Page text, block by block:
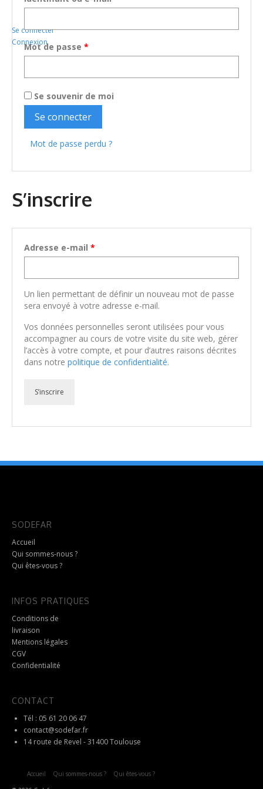
Se connecter
Connexion
Mot de passe *
Se souvenir de moi
Se connecter
Mot de passe perdu ?
S’inscrire
Adresse e-mail *
Un lien permettant de définir un nouveau mot de passe
sera envoyé à votre adresse e-mail.
Vos données personnelles seront utilisées pour vous
accompagner au cours de votre visite du site web, gérer
l’accès à votre compte, et pour d’autres raisons décrites
dans notre politique de confidentialité.
S’inscrire
SODEFAR
Accueil
Qui sommes-nous ?
Qui êtes-vous ?
INFOS PRATIQUES
Conditions de
livraison
Mentions légales
CGV
Confidentialité
CONTACT
Tél : 05 61 20 06 47
contact@sodefar.fr
14 route de Revel - 31400 Toulouse
Accueil Qui sommes-nous ?
Qui êtes-vous ?